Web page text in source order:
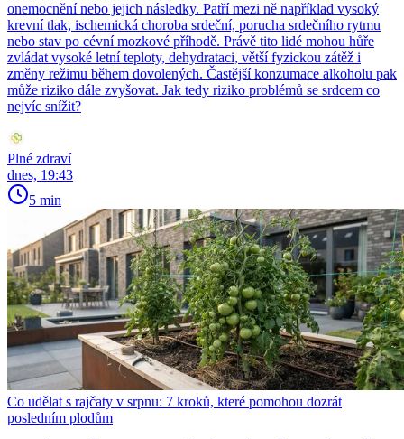
onemocnění nebo jejich následky. Patří mezi ně například vysoký
krevní tlak, ischemická choroba srdeční, porucha srdečního rytmu
nebo stav po cévní mozkové příhodě. Právě tito lidé mohou hůře
zvládat vysoké letní teploty, dehydrataci, větší fyzickou zátěž i
změny režimu během dovolených. Častější konzumace alkoholu pak
může riziko dále zvyšovat. Jak tedy riziko problémů se srdcem co
nejvíc snížit?
Plné zdraví
dnes, 19:43
5 min
Co udělat s rajčaty v srpnu: 7 kroků, které pomohou dozrát
posledním plodům